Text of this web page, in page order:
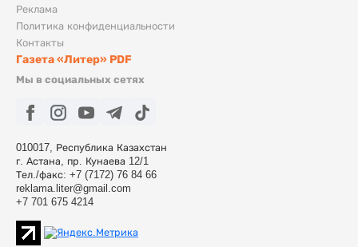
Реклама
Политика конфиденциальности
Контакты
Газета «Литер» PDF
Мы в социальных сетях
010017, Республика Казахстан
г. Астана, пр. Кунаева 12/1
Тел./факс: +7 (7172) 76 84 66
reklama.liter@gmail.com
+7 701 675 4214